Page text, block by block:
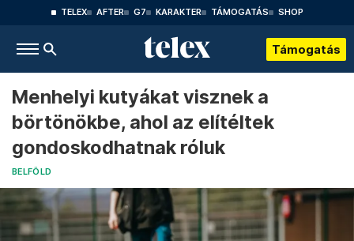
TELEX AFTER G7 KARAKTER TÁMOGATÁS SHOP
Támogatás
Menhelyi kutyákat visznek a
börtönökbe, ahol az elítéltek
gondoskodhatnak róluk
BELFÖLD